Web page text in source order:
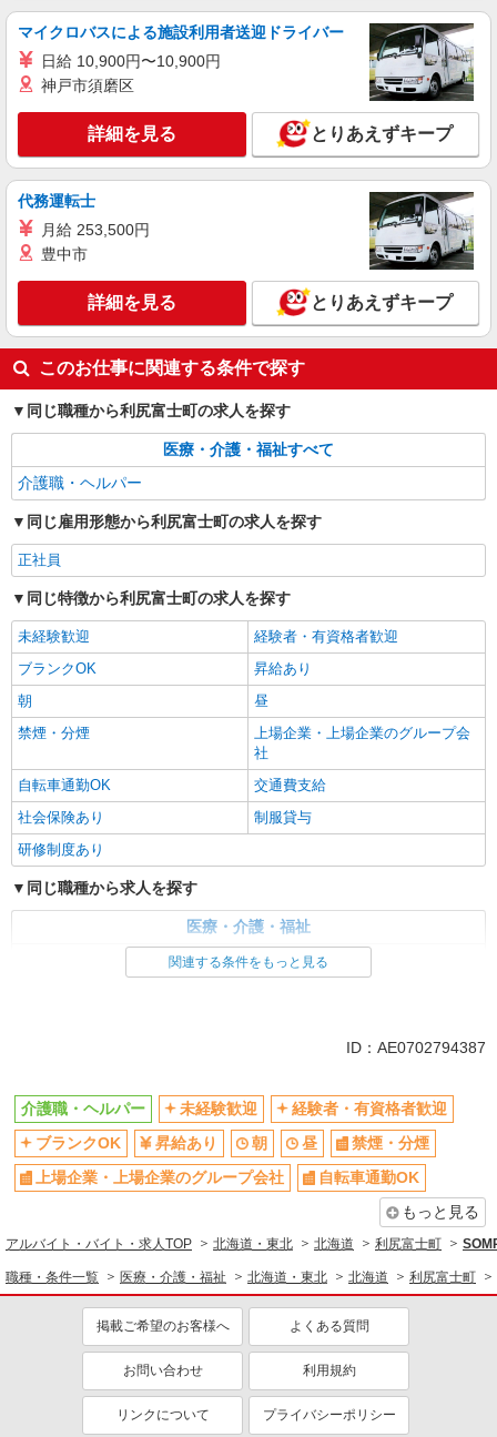
マイクロバスによる施設利用者送迎ドライバー
日給 10,900円〜10,900円
神戸市須磨区
詳細を見る とりあえずキープ
代務運転士
月給 253,500円
豊中市
詳細を見る とりあえずキープ
このお仕事に関連する条件で探す
同じ職種から利尻富士町の求人を探す
医療・介護・福祉すべて
介護職・ヘルパー
同じ雇用形態から利尻富士町の求人を探す
正社員
同じ特徴から利尻富士町の求人を探す
未経験歓迎
経験者・有資格者歓迎
ブランクOK
昇給あり
朝
昼
禁煙・分煙
上場企業・上場企業のグループ会
社
自転車通勤OK
交通費支給
社会保険あり
制服貸与
研修制度あり
同じ職種から求人を探す
医療・介護・福祉
関連する条件をもっと見る
ID：AE0702794387
介護職・ヘルパー 未経験歓迎
経験者・有資格者歓迎
ブランクOK
昇給あり 朝 昼
禁煙・分煙
上場企業・上場企業のグループ会社
自転車通勤OK
もっと見る
アルバイト・バイト・求人TOP 北海道・東北 北海道 利尻富士町
職種・条件一覧 医療・介護・福祉 北海道・東北 北海道 利尻富士町
掲載ご希望のお客様へ よくある質問
お問い合わせ 利用規約
リンクについて プライバシーポリシー